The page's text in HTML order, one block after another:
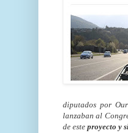
diputados por
lanzaban al
de este proyecto y